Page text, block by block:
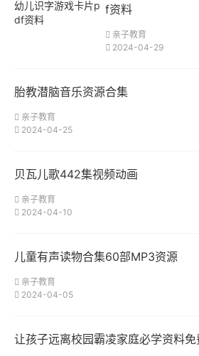
f资料
亲子教育
2024-04-29
胎教潜脑音乐资源合集
亲子教育
2024-04-25
贝瓦儿歌442集视频动画
亲子教育
2024-04-10
儿童有声读物合集60部MP3资源
亲子教育
2024-04-05
让孩子远离校园霸凌家庭必学资料